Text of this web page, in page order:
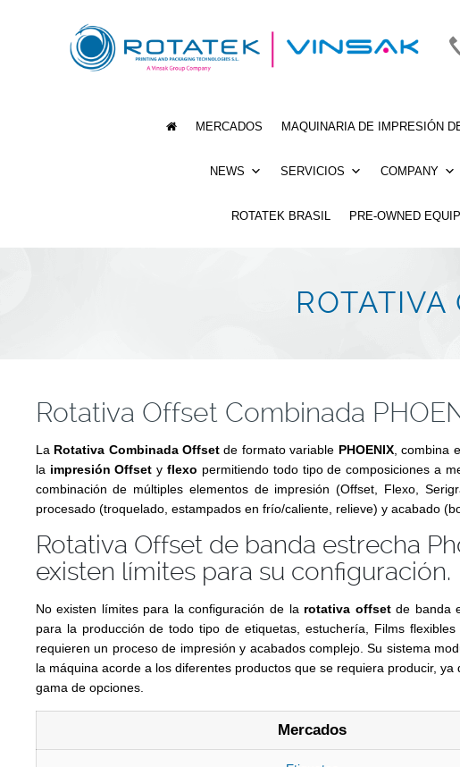
MERCADOS MAQUINARIA DE IMPRESIÓN
NEWS SERVICIOS COMPANY
ROTATEK BRASIL PRE-OWNED
Rotativa Offset Combinada
La Rotativa Combinada Offset de formato variable PHOENIX, combina
la impresión Offset yflexo permitiendo todo tipo de composiciones a
combinación de múltiples elementos de impresión (Offset, Flexo,
procesado (troquelado, estampados en frío/caliente, relieve) y acabado
Rotativa Offset de banda estrecha
existen límites para su configuración.
No existen límites para la configuración de la rotativa offsetde banda
para la producción de todo tipo de etiquetas, estuchería, Films
requieren un proceso de impresión y acabados complejo. Su sistema
la máquina acorde a los diferentes productos que se requiera producir, ya
gama de opciones.
Mercados